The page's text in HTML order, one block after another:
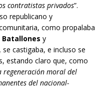
contratistas privados”.
republicano y
como propalaba
Batallones y
castigaba, e incluso se
estando claro que, como
regeneración moral del
del nacional-